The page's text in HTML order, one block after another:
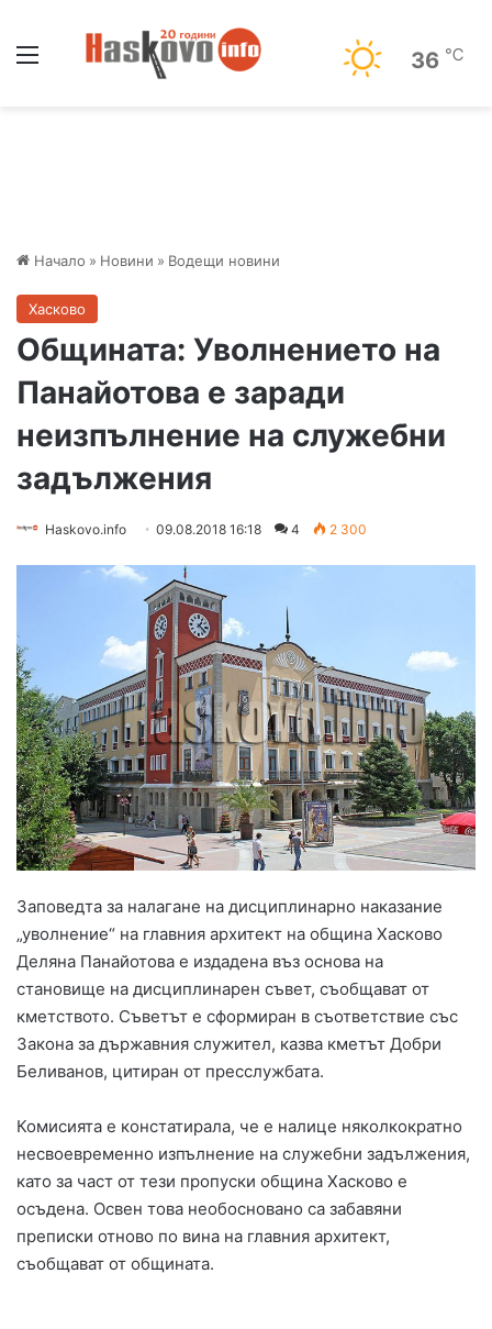
36 ℃
Начало » Новини » Водещи новини
Хасково
Общината: Уволнението на
Панайотова е заради
неизпълнение на служебни
задължения
Haskovo.info 09.08.2018 16:18 4 2 300
Заповедта за налагане на дисциплинарно наказание
„уволнение“ на главния архитект на община Хасково
Деляна Панайотова е издадена въз основа на
становище на дисциплинарен съвет, съобщават от
кметството. Съветът е сформиран в съответствие със
Закона за държавния служител, казва кметът Добри
Беливанов, цитиран от пресслужбата.
Комисията е констатирала, че е налице няколкократно
несвоевременно изпълнение на служебни задължения,
като за част от тези пропуски община Хасково е
осъдена. Освен това необосновано са забавяни
преписки отново по вина на главния архитект,
съобщават от общината.